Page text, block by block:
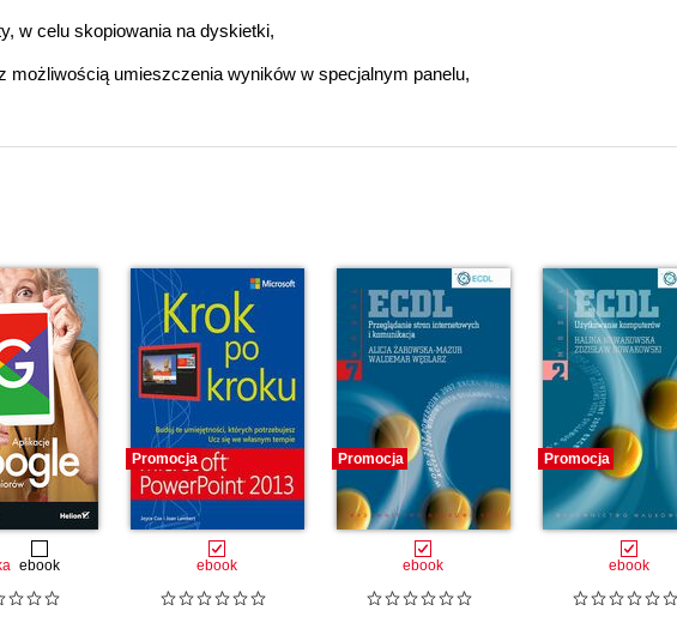
w celu skopiowania na dyskietki,
możliwością umieszczenia wyników w specjalnym panelu,
ebook
Promocja
ebook
Promocja
ebook
Promocja
ebook